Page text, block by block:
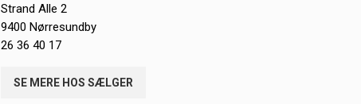
Strand Alle 2
9400 Nørresundby
26 36 40 17
SE MERE HOS SÆLGER